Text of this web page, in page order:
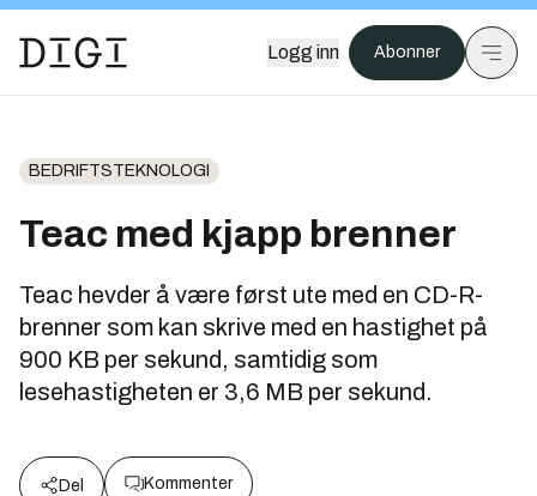
Logg inn Abonner
BEDRIFTSTEKNOLOGI
Teac med kjapp brenner
Teac hevder å være først ute med en CD-R-
brenner som kan skrive med en hastighet på
900 KB per sekund, samtidig som
lesehastigheten er 3,6 MB per sekund.
Del Kommenter